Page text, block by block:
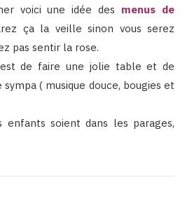
voici une idée des menus de
ça la veille sinon vous serez
pas sentir la rose.
de faire une jolie table et de
( musique douce, bougies et
enfants soient dans les parages,